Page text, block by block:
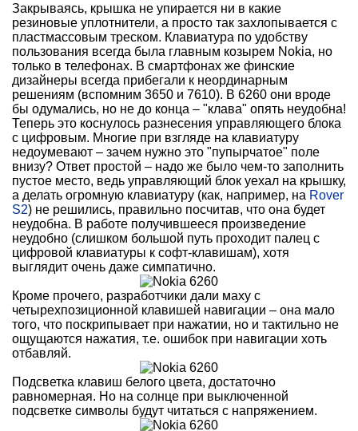
Закрываясь, крышка не упирается ни в какие
резиновые уплотнители, а просто так захлопывается с
пластмассовым треском. Клавиатура по удобству
пользования всегда была главным козырем Nokia, но
только в телефонах. В смартфонах же финские
дизайнеры всегда прибегали к неординарным
решениям (вспомним 3650 и 7610). В 6260 они вроде
бы одумались, но не до конца – "клава" опять неудобна!
Теперь это коснулось разнесения управляющего блока
с цифровым. Многие при взгляде на клавиатуру
недоумевают – зачем нужно это "пупырчатое" поле
внизу? Ответ простой – надо же было чем-то заполнить
пустое место, ведь управляющий блок уехал на крышку,
а делать огромную клавиатуру (как, например, на Rover
S2) не решились, правильно посчитав, что она будет
неудобна. В работе получившееся произведение
неудобно (слишком большой путь проходит палец с
цифровой клавиатуры к софт-клавишам), хотя
выглядит очень даже симпатично.
Кроме прочего, разработчики дали маху с
четырехпозиционной клавишей навигации – она мало
того, что поскрипывает при нажатии, но и тактильно не
ощущаются нажатия, т.е. ошибок при навигации хоть
отбавляй.
Подсветка клавиш белого цвета, достаточно
равномерная. Но на солнце при выключенной
подсветке символы будут читаться с напряжением.